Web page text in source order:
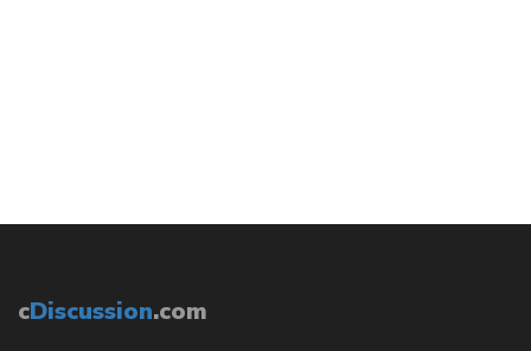
cDiscussion.com